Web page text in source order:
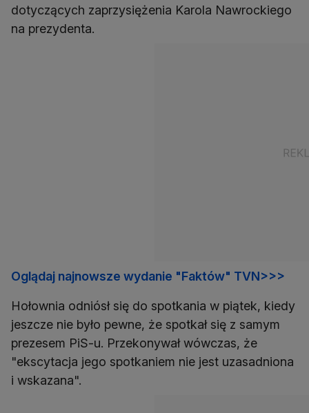
dotyczących zaprzysiężenia Karola Nawrockiego
na prezydenta.
Oglądaj najnowsze wydanie "Faktów" TVN>>>
Hołownia odniósł się do spotkania w piątek, kiedy
jeszcze nie było pewne, że spotkał się z samym
prezesem PiS-u. Przekonywał wówczas, że
"ekscytacja jego spotkaniem nie jest uzasadniona
i wskazana".